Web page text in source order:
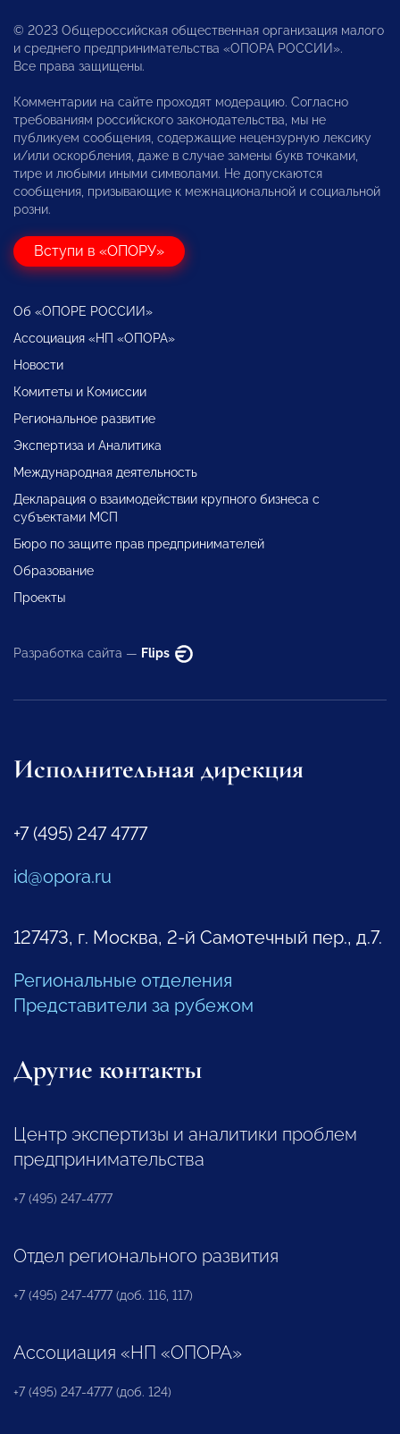
© 2023 Общероссийская общественная организация малого
и среднего предпринимательства «ОПОРА РОССИИ».
Все права защищены.
Комментарии на сайте проходят модерацию. Согласно
требованиям российского законодательства, мы не
публикуем сообщения, содержащие нецензурную лексику
и/или оскорбления, даже в случае замены букв точками,
тире и любыми иными символами. Не допускаются
сообщения, призывающие к межнациональной и социальной
розни.
Вступи в «ОПОРУ»
Об «ОПОРЕ РОССИИ»
Ассоциация «НП «ОПОРА»
Новости
Комитеты и Комиссии
Региональное развитие
Экспертиза и Аналитика
Международная деятельность
Декларация о взаимодействии крупного бизнеса с
субъектами МСП
Бюро по защите прав предпринимателей
Образование
Проекты
Разработка сайта — Flips
Исполнительная дирекция
+7 (495) 247 4777
id@opora.ru
127473, г. Москва, 2-й Самотечный пер., д.7.
Региональные отделения
Представители за рубежом
Другие контакты
Центр экспертизы и аналитики проблем
предпринимательства
+7 (495) 247-4777
Отдел регионального развития
+7 (495) 247-4777 (доб. 116, 117)
Ассоциация «НП «ОПОРА»
+7 (495) 247-4777 (доб. 124)